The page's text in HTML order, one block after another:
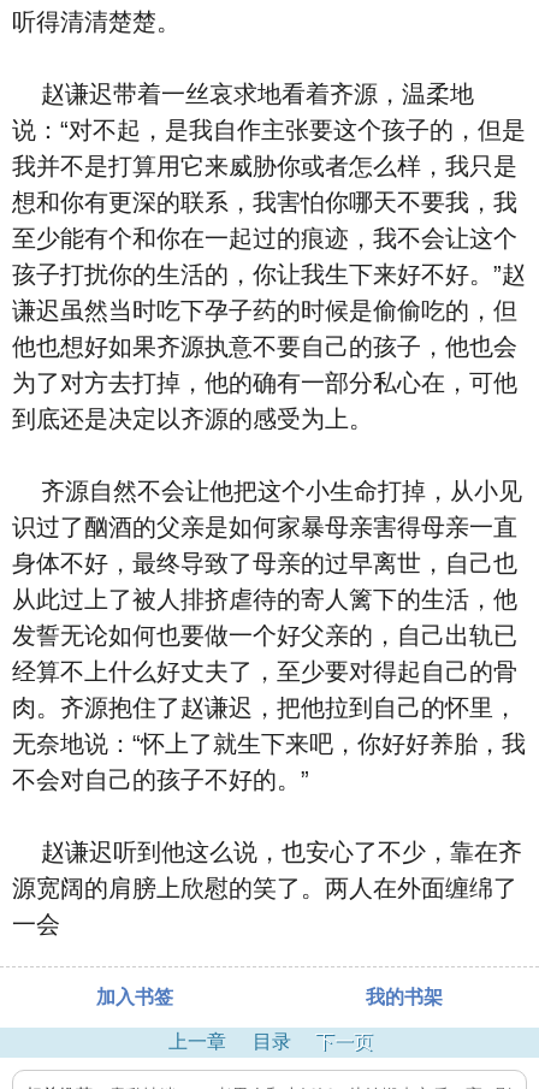
听得清清楚楚。
赵谦迟带着一丝哀求地看着齐源，温柔地
说：“对不起，是我自作主张要这个孩子的，但是
我并不是打算用它来威胁你或者怎么样，我只是
想和你有更深的联系，我害怕你哪天不要我，我
至少能有个和你在一起过的痕迹，我不会让这个
孩子打扰你的生活的，你让我生下来好不好。”赵
谦迟虽然当时吃下孕子药的时候是偷偷吃的，但
他也想好如果齐源执意不要自己的孩子，他也会
为了对方去打掉，他的确有一部分私心在，可他
到底还是决定以齐源的感受为上。
齐源自然不会让他把这个小生命打掉，从小见
识过了酗酒的父亲是如何家暴母亲害得母亲一直
身体不好，最终导致了母亲的过早离世，自己也
从此过上了被人排挤虐待的寄人篱下的生活，他
发誓无论如何也要做一个好父亲的，自己出轨已
经算不上什么好丈夫了，至少要对得起自己的骨
肉。齐源抱住了赵谦迟，把他拉到自己的怀里，
无奈地说：“怀上了就生下来吧，你好好养胎，我
不会对自己的孩子不好的。”
赵谦迟听到他这么说，也安心了不少，靠在齐
源宽阔的肩膀上欣慰的笑了。两人在外面缠绵了
一会
加入书签 我的书架
上一章 目录 下一页